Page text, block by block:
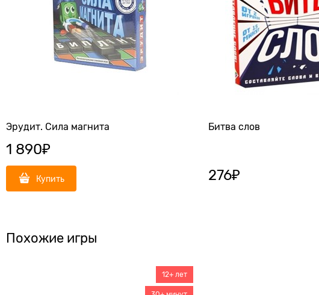
Эрудит. Сила магнита
1 890₽
Купить
Битва слов
276₽
Похожие игры
12+ лет